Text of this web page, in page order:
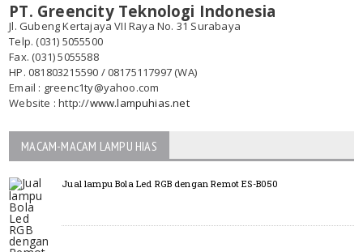
PT. Greencity Teknologi Indonesia
Jl. Gubeng Kertajaya VII Raya No. 31 Surabaya
Telp. (031) 5055500
Fax. (031) 5055588
HP. 081803215590 / 08175117997 (WA)
Email : greenc1ty@yahoo.com
Website : http://www.lampuhias.net
MACAM-MACAM LAMPU HIAS
Jual lampu Bola Led RGB dengan Remot ES-B050